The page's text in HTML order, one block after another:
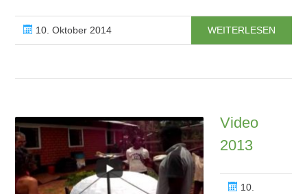
10. Oktober 2014 WEITERLESEN
Video
2013
10.